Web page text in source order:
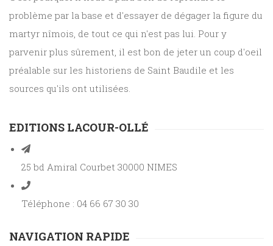
problème par la base et d'essayer de dégager la figure du
martyr nîmois, de tout ce qui n'est pas lui. Pour y
parvenir plus sûrement, il est bon de jeter un coup d'oeil
préalable sur les historiens de Saint Baudile et les
sources qu'ils ont utilisées.
EDITIONS LACOUR-OLLÉ
25 bd Amiral Courbet 30000 NIMES
Téléphone : 04 66 67 30 30
NAVIGATION RAPIDE